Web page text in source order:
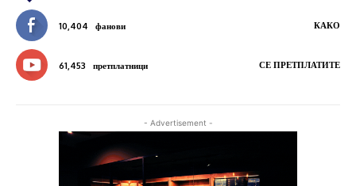
10,404 фанови КАКО
61,453 претплатници СЕ ПРЕТПЛАТИТЕ
- Advertisement -